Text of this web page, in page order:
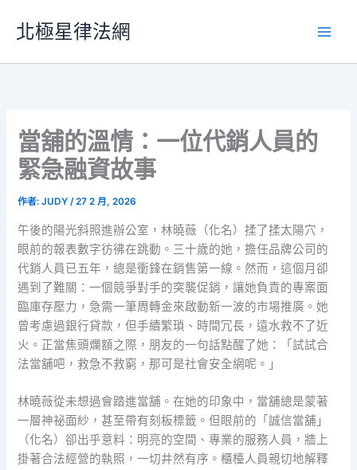
要
北極星律法網
當舖的溫情：一位代銷人員的
緊急融資故事
作者:JUDY/27 2 月, 2026
午後的陽光斜照進辦公室，林曉薇（化名）揉了揉太陽穴，
眼前的報表數字彷彿在跳動。三十歲的她，擔任品牌公司的
代銷人員已五年，總是衝鋒在銷售第一線。然而，這個月卻
遇到了難關：一個競爭對手的突襲促銷，讓她負責的專案面
臨庫存壓力，急需一筆周轉金來啟動新一波的市場推廣。她
曾考慮過銀行貸款，但手續繁瑣、時間冗長，遠水救不了近
火。正當焦頭爛額之際，朋友的一句話點醒了她：「試試合
法當舖吧，救急不救窮，那可是社會安全網呢。」
林曉薇從未想過會踏進當舖。在她的印象中，當舖總是蒙著
一層神祕面紗，甚至帶有刻板標籤。但眼前的「誠信當舖」
（化名）卻出乎意料：明亮的空間、專業的服務人員，牆上
掛著合法經營的執照，一切井然有序。櫃檯人員親切地解釋